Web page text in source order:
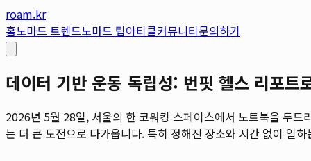
roam.kr
홈노마드 트렌드노마드 팁아티클커뮤니티문의하기
데이터 기반 운동 독립성: 번핏 헬스 리포트
2026년 5월 28일, 서울의 한 코워킹 스페이스에서 노트북을 두
는 더 큰 도전으로 다가옵니다. 특히 정해진 장소와 시간 없이 일